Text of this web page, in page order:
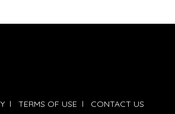
l TERMS OF USE l CONTACT US